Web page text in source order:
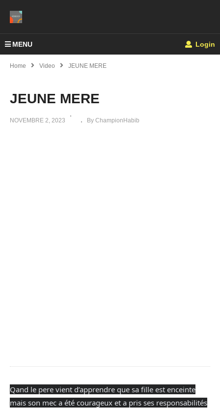
MENU Login
Home Video JEUNE MERE
JEUNE MERE
NOVEMBRE 2, 2023 By ChampionHabib
Qand le pere vient d’apprendre que sa fille est enceinte
mais son mec a été courageux et a pris ses responsabilités